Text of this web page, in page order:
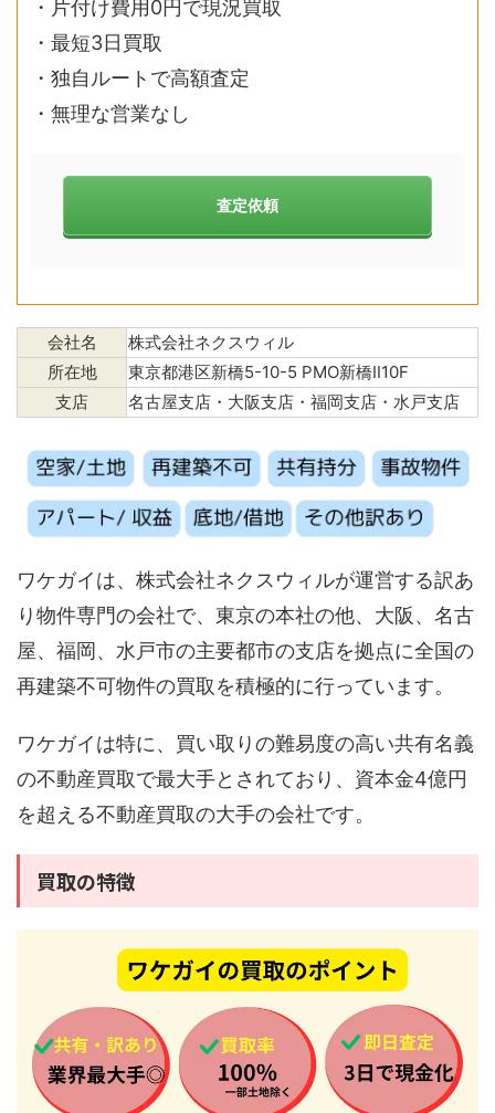
・片付け費用0円で現況買取
・最短3日買取
・独自ルートで高額査定
・無理な営業なし
査定依頼
会社名
株式会社ネクスウィル
所在地
東京都港区新橋5-10-5 PMO新橋Ⅱ10F
支店
名古屋支店・大阪支店・福岡支店・水戸支店
ワケガイは、株式会社ネクスウィルが運営する訳あ
り物件専門の会社で、東京の本社の他、大阪、名古
屋、福岡、水戸市の主要都市の支店を拠点に全国の
再建築不可物件の買取を積極的に行っています。
ワケガイは特に、買い取りの難易度の高い共有名義
の不動産買取で最大手とされており、資本金4億円
を超える不動産買取の大手の会社です。
買取の特徴